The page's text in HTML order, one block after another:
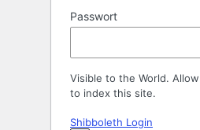
Passwort
Visible to the World.
to index this site.
Shibboleth Login